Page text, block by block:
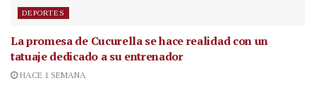
DEPORTES
La promesa de Cucurella se hace realidad con un
tatuaje dedicado a su entrenador
HACE 1 SEMANA